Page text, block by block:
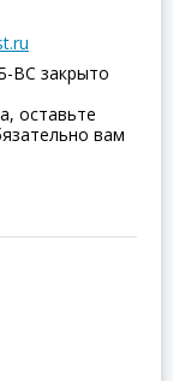
ВC закрыто
оставьте
вам